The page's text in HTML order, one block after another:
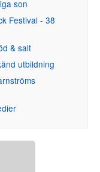
son
Festival - 38
& salt
utbildning